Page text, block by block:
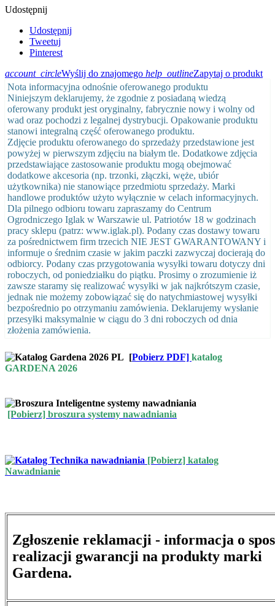
Udostępnij
Udostępnij
Tweetuj
Pinterest
account_circleWyślij do znajomego help_outlineZapytaj o produkt
Nota informacyjna odnośnie oferowanego produktu
Niniejszym deklarujemy, że zgodnie z posiadaną wiedzą
oferowany produkt jest oryginalny, fabrycznie nowy i wolny od
wad oraz pochodzi z legalnej dystrybucji. Opakowanie produktu
stanowi integralną część oferowanego produktu.
Zdjęcie produktu oferowanego do sprzedaży przedstawione jest
powyżej w pierwszym zdjęciu na białym tle. Dodatkowe zdjęcia
przedstawiające zastosowanie produktu mogą obejmować
dodatkowe akcesoria (np. trzonki, złączki, węże, ubiór
użytkownika) nie stanowiące przedmiotu sprzedaży. Marki
handlowe produktów użyto wyłącznie w celach informacyjnych.
Dla pilnego odbioru towaru zapraszamy do Centrum
Ogrodniczego Iglak w Warszawie ul. Patriotów 18 w godzinach
pracy sklepu (patrz: www.iglak.pl). Podany czas dostawy towaru
za pośrednictwem firm trzecich NIE JEST GWARANTOWANY i
informuje o średnim czasie w jakim paczki zazwyczaj docierają do
odbiorcy. Podany czas przygotowania wysyłki towaru dotyczy dni
roboczych, od poniedziałku do piątku. Prosimy o zrozumienie iż
zawsze staramy się realizować wysyłki w jak najkrótszym czasie,
jednak nie możemy zobowiązać się do natychmiastowej wysyłki
bezpośrednio po otrzymaniu zamówienia. Deklarujemy wysłanie
przesyłki maksymalnie w ciągu do 3 dni roboczych od dnia
złożenia zamówienia.
[Pobierz PDF] katalog
GARDENA 2026
[Pobierz] broszura systemy nawadniania
[Pobierz] katalog
Nawadnianie
Zgłoszenie reklamacji - informacja o
realizacji gwarancji na produkty marki
Gardena.